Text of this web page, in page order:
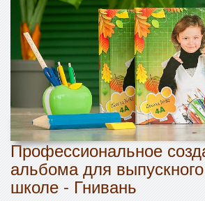
Профессиональное
альбома для
школе - Гнивань